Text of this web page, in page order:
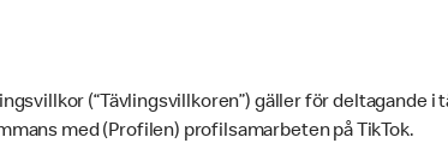
(“Tävlingsvillkoren”) gäller för deltagande i
med (Profilen) profilsamarbeten på TikTok.